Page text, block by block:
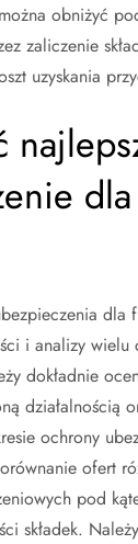
obniżyć
zaliczenie
uzyskania
dla
i analizy wielu
dokładnie
działalnością
ochrony
ofert
pod
składek.